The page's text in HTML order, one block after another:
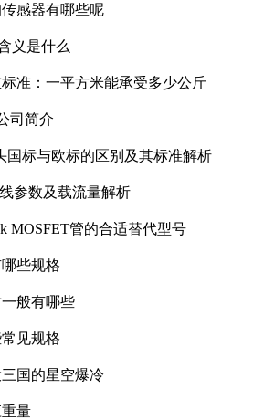
感器有哪些呢
义是什么
准：一平方米能承受多少公斤
司简介
国标与欧标的区别及其标准解析
参数及载流量解析
MOSFET管的合适替代型号
些规格
般有哪些
见规格
国的星空爆冷
量